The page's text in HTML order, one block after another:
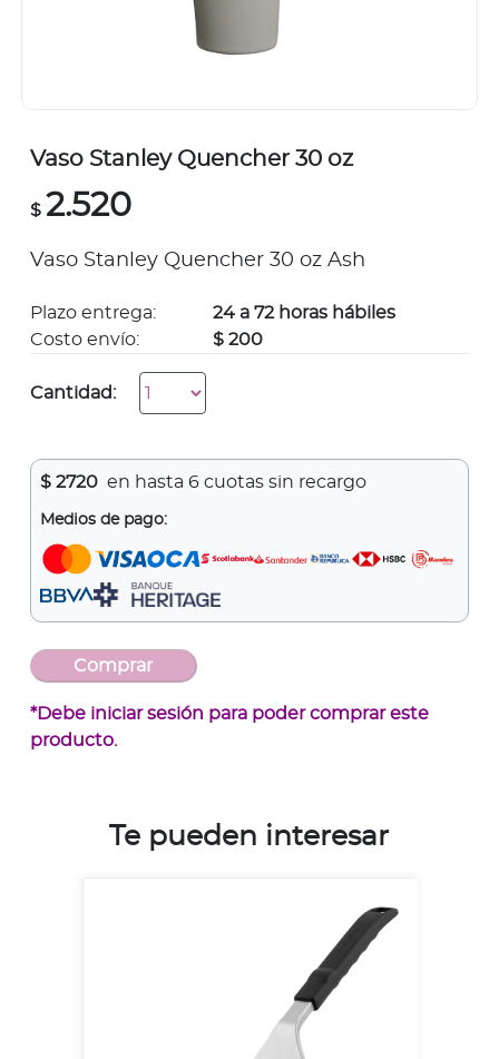
Vaso Stanley Quencher 30 oz
$ 2.520
Vaso Stanley Quencher 30 oz Ash
Plazo entrega:
24 a 72 horas hábiles
Costo envío:
$ 200
Cantidad:
$ 2720 en hasta 6 cuotas sin recargo
Medios de pago:
*Debe iniciar sesión para poder comprar este
producto.
Te pueden interesar